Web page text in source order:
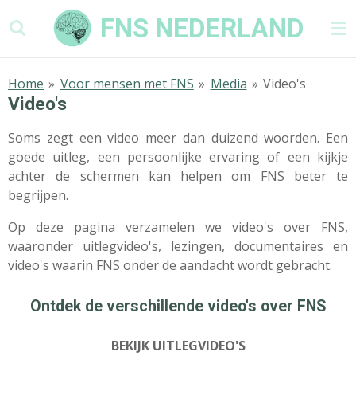
direct
hoofdinhoud
FNS NEDERLAND
Home » Voor mensen met FNS » Media » Video's
Video's
Soms zegt een video meer dan duizend woorden. Een
goede uitleg, een persoonlijke ervaring of een kijkje
achter de schermen kan helpen om FNS beter te
begrijpen.
Op deze pagina verzamelen we video's over FNS,
waaronder uitlegvideo's, lezingen, documentaires en
video's waarin FNS onder de aandacht wordt gebracht.
Ontdek de verschillende video's over FNS
BEKIJK UITLEGVIDEO'S